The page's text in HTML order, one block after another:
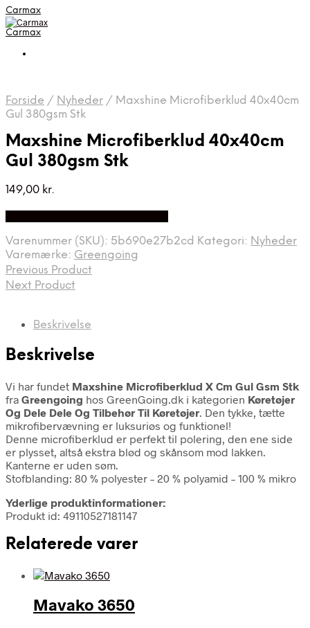
Carmax
Carmax
Forside / Nyheder / Maxshine Microfiberklud 40x40cm
Gul 380gsm Stk
Maxshine Microfiberklud 40x40cm
Gul 380gsm Stk
149,00 kr.
Varenummer (SKU): 5b690e27b2cd Kategori: Nyheder
Varemærke: Greengoing
Previous Product
Next Product
Beskrivelse
Beskrivelse
Vi har fundet Maxshine Microfiberklud X Cm Gul Gsm Stk
fra Greengoing hos GreenGoing.dk i kategorien Køretøjer
Og Dele Dele Og Tilbehør Til Køretøjer. Den tykke, tætte
mikrofibervævning er luksuriøs og funktionel!
Denne microfiberklud er perfekt til polering, den ene side
er plysset, altså ekstra blød og skånsom mod lakken.
Kanterne er uden søm.
Stofblanding: 80 % polyester – 20 % polyamid – 100 % mikro
Yderlige produktinformationer:
Produkt id: 49110527181147
Relaterede varer
Mavako 3650